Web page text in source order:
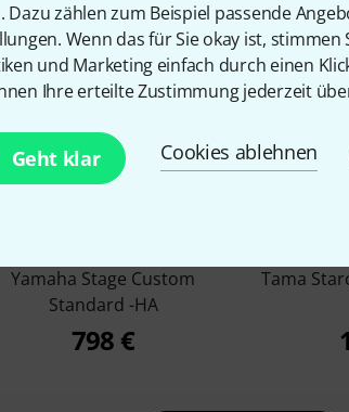
Dazu zählen zum Beispiel passende
Wenn das für Sie okay ist,
und Marketing einfach durch einen
Ihre erteilte Zustimmung jederzeit
Geht klar Cookies ablehnen
7%
Yamaha Stage Custom
Standard -HA
798 €
Tama